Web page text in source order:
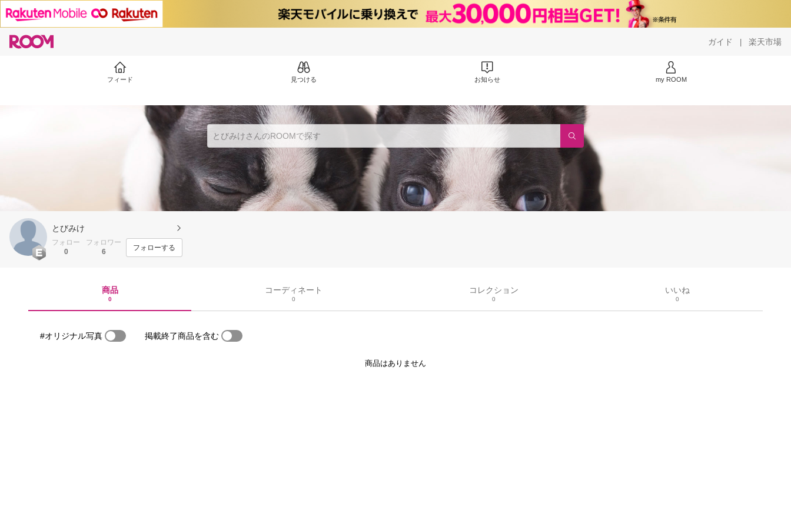
ガイド | 楽天市場
フィード 見つける お知らせ my ROOM
とびみけ
フォロー
0
フォロワー
6
フォローする
商品
0
コーディネート
0
コレクション
0
いいね
0
#オリジナル写真 掲載終了商品を含む
商品はありません